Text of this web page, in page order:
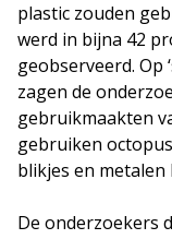
plastic zouden
werd in bijna 42
geobserveerd. Op
zagen de
gebruikmaakten
gebruiken
blikjes en metalen
De onderzoekers